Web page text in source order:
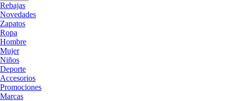
Rebajas
Novedades
Zapatos
Ropa
Hombre
Mujer
Niños
Deporte
Accesorios
Promociones
Marcas